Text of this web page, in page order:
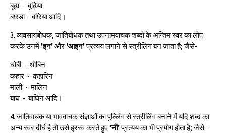
बूढ़ा - बुढ़िया
बछड़ा - बछिया आदि।
3. व्यवसायबोधक, जातिबोधक तथा उपनामवाचक शब्दों के अन्तिम स्वर का लोप
करके उनमें 'इन'और 'आइन'प्रत्यय लगाने से स्त्रीलिंग बन जाता है; जैसे-
धोबी - धोबिन
कहार - कहारिन
माली - मालिन
बाघ - बाघिन आदि।
4. जातिवाचक या भाववाचक संज्ञाओं का पुल्लिंग से स्त्रीलिंग बनाने में यदि शब्द का
अन्य स्वर दीर्घ है तो उसे ह्रस्व करते हुए 'नी'प्रत्यय का भी प्रयोग होता है; जैसे-